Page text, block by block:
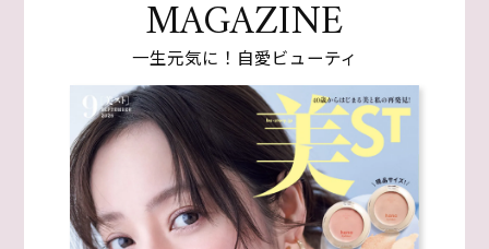
MAGAZINE
一生元気に！自愛ビューティ